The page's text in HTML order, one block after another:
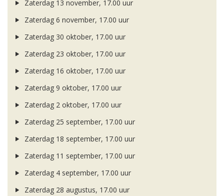
Zaterdag 13 november, 17.00 uur
Zaterdag 6 november, 17.00 uur
Zaterdag 30 oktober, 17.00 uur
Zaterdag 23 oktober, 17.00 uur
Zaterdag 16 oktober, 17.00 uur
Zaterdag 9 oktober, 17.00 uur
Zaterdag 2 oktober, 17.00 uur
Zaterdag 25 september, 17.00 uur
Zaterdag 18 september, 17.00 uur
Zaterdag 11 september, 17.00 uur
Zaterdag 4 september, 17.00 uur
Zaterdag 28 augustus, 17.00 uur